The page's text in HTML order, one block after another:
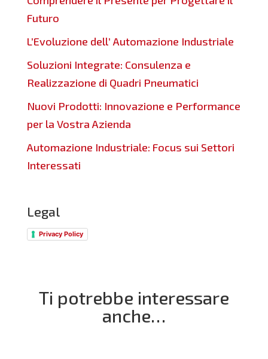
Futuro
L’Evoluzione dell’ Automazione Industriale
Soluzioni Integrate: Consulenza e
Realizzazione di Quadri Pneumatici
Nuovi Prodotti: Innovazione e Performance
per la Vostra Azienda
Automazione Industriale: Focus sui Settori
Interessati
Legal
Privacy Policy
Ti potrebbe interessare
anche…